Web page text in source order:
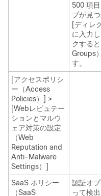
500 項
プが見
[ディレ
に入力
クする
Groups
す。
[アクセスポリシ
ー（Access
Policies）] >
[Webレピュテー
ションとマルウ
ェア対策の設定
（Web
Reputation and
Anti-Malware
Settings）]
SaaS ポリシー
（SaaS
認証オ
って検